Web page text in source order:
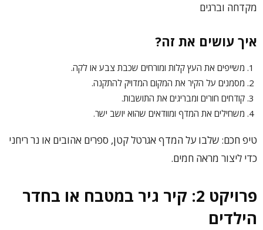
מקדחה וברגים
איך עושים את זה?
משייפים את העץ קלות ומורחים שכבת צבע או לקה.
מסמנים על הקיר את המקום המדויק להתקנה.
קודחים חורים ומבריגים את התושבות.
משחילים את המדף ומוודאים שהוא יושב ישר.
טיפ חכם: שלבו על המדף אגרטל קטן, ספרים אהובים או נר ריחני
כדי ליצור מראה חמים.
פרויקט 2: קיר גיר במטבח או בחדר
הילדים